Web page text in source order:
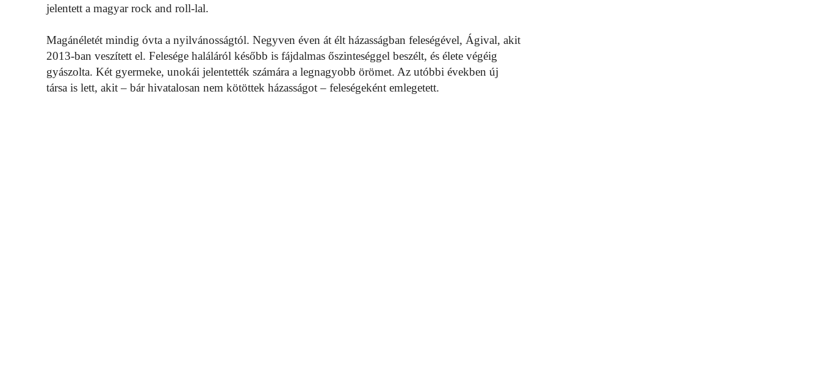
jelentett a magyar rock and roll-lal.
Magánéletét mindig óvta a nyilvánosságtól. Negyven éven át élt házasságban feleségével, Ágival, akit
2013-ban veszített el. Felesége haláláról később is fájdalmas őszinteséggel beszélt, és élete végéig
gyászolta. Két gyermeke, unokái jelentették számára a legnagyobb örömet. Az utóbbi években új
társa is lett, akit – bár hivatalosan nem kötöttek házasságot – feleségeként emlegetett.